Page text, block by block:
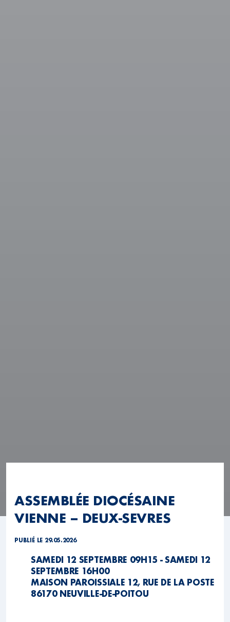
ASSEMBLÉE DIOCÉSAINE
VIENNE – DEUX-SEVRES
PUBLIÉ LE 29.05.2026
SAMEDI 12 SEPTEMBRE 09H15 - SAMEDI 12
SEPTEMBRE 16H00
MAISON PAROISSIALE 12, RUE DE LA POSTE
86170 NEUVILLE-DE-POITOU